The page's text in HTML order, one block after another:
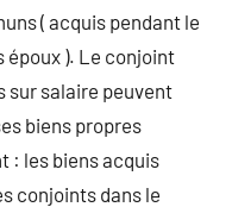
( acquis pendant le
époux ). Le conjoint
sur salaire peuvent
biens propres
: les biens acquis
conjoints dans le